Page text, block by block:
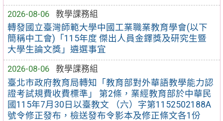
2026-08-06
教學課務組
轉發國立臺灣師範大學中國工業職業教育學會(以下
簡稱中工會)「115年度 傑出人員金鐸獎及研究生暨
大學生論文獎」遴選事宜
2026-08-06
教學課務組
臺北市政府教育局轉知「教育部對外華語教學能力認
證考試規費收費標準」 第2條，業經教育部於中華民
國115年7月30日以臺教文 （六）字第1152502188A
號令修正發布，檢送發布令影本及修正條文各1份